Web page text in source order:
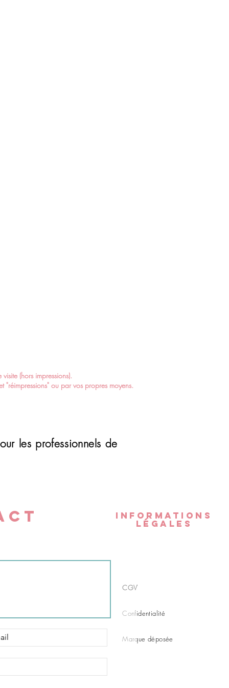
(hors impressions).
ou par vos propres moyens.
les professionnels de
INFORMATIONS
LÉGALES
CGV
Confidentialité
Marque déposée